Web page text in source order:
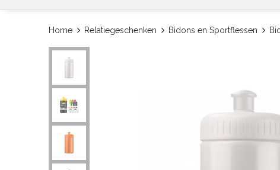
Home Relatiegeschenken Bidons en Sportflessen